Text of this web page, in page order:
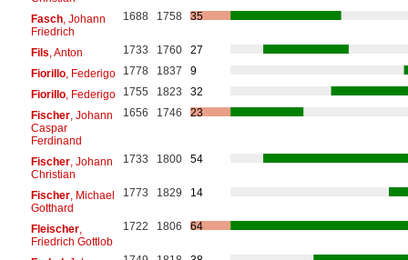
Fasch, Johann
Friedrich
1688 1758 35
Fils , Anton 1733 1760
27
Fiorillo, Federigo 1778 1837
9
Fiorillo, Federigo 1755 1823
32
Fischer, Johann
Caspar
Ferdinand
1656 1746 23
Fischer, Johann
Christian
1733 1800 54
Fischer, Michael
Gotthard
1773 1829 14
Fleischer,
Friedrich Gottlob
1722 1806 64